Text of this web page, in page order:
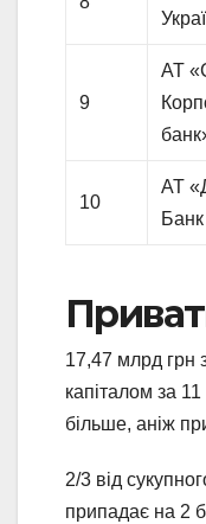
9
АТ
10
АТ
17,47 млрд грн
капіталом за
більше, аніж
2/3 від
припадає на 2